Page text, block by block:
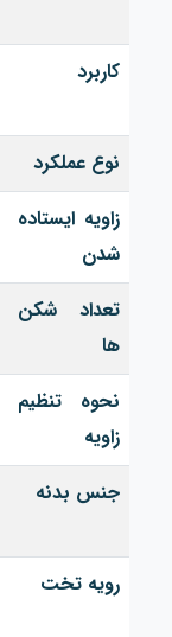
کاربرد
نوع عملکرد
زاویه ایستاده
شدن
تعداد شکن‌
ها
نحوه تنظیم
زاویه
جنس بدنه
رویه تخت